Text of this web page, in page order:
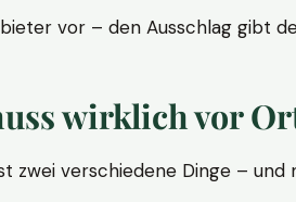
vor – den Ausschlag gibt
wirklich vor
zwei verschiedene Dinge –